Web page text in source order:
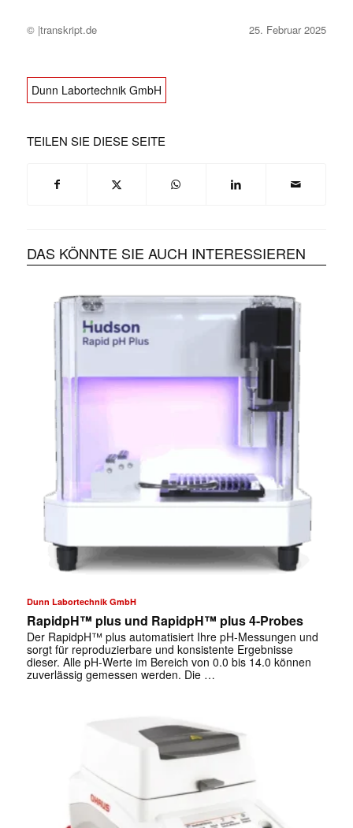
© |transkript.de 25. Februar 2025
Dunn Labortechnik GmbH
TEILEN SIE DIESE SEITE
DAS KÖNNTE SIE AUCH INTERESSIEREN
Dunn Labortechnik GmbH
RapidpH™ plus und RapidpH™ plus 4-Probes
Der RapidpH™ plus automatisiert Ihre pH-Messungen und
sorgt für reproduzierbare und konsistente Ergebnisse
dieser. Alle pH-Werte im Bereich von 0.0 bis 14.0 können
zuverlässig gemessen werden. Die …